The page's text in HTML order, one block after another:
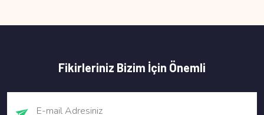
Fikirleriniz Bizim İçin Önemli